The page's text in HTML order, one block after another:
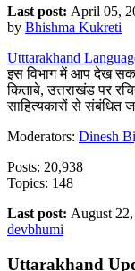
Last post: April 05,
by Bhishma Kukreti
Utttarakhand
इस विभाग में आप देख
किताबे, उत्तराखंड पर
साहित्यकारों से संबंधित
Moderators: Dinesh
Posts: 20,938
Topics: 148
Last post: August
devbhumi
Uttarakhand